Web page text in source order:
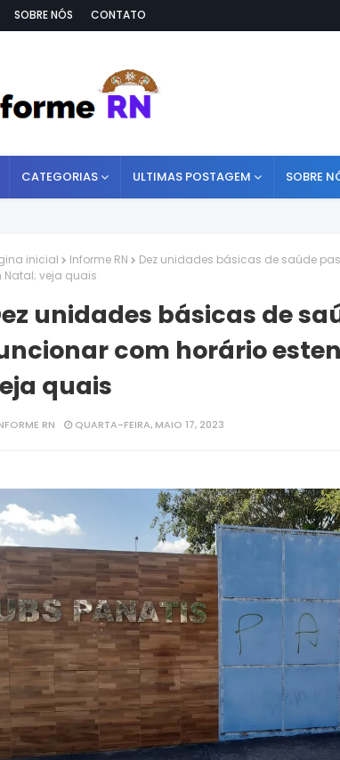
SOBRE NÓS CONTATO
CATEGORIAS ULTIMAS POSTAGEM SOBRE
inicial Informe RN
Dez unidades básicas de saúde
Natal; veja quais
unidades básicas de
com horário
quais
RN QUARTA-FEIRA, MAIO 17, 2023